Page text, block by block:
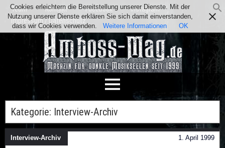
Team Kontakt Facebook
Instagram
Impressum / Datenschutz
Kategorie: Interview-Archiv
1. April 1999
Interview-Archiv
Cookies erleichtern die Bereitstellung unserer Dienste. Mit der
Nutzung unserer Dienste erklären Sie sich damit einverstanden,
dass wir Cookies verwenden.
Weitere Informationen OK